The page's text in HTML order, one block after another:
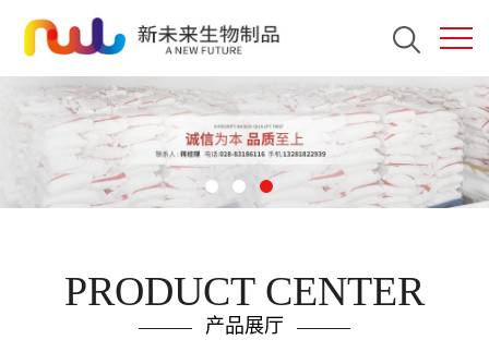
PRODUCT CENTER
产品展厅